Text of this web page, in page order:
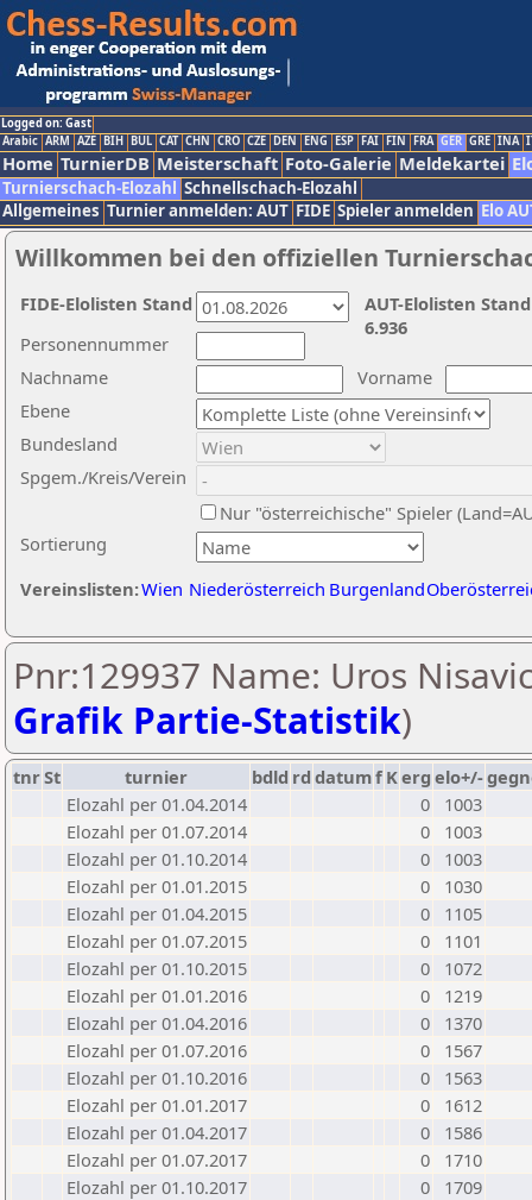
Logged on: Gast
Arabic ARM AZE BIH BUL CAT CHN CRO CZE DEN ENG ESP FAI FIN FRA GER GRE INA
Home TurnierDB Meisterschaft Foto-Galerie Meldekartei
Turnierschach-Elozahl Schnellschach-Elozahl
Allgemeines Turnier anmelden: AUT FIDE Spieler anmelden Elo
Willkommen bei den offiziellen
Nachname
Vorname
Ebene
Sortierung
Personennummer
Bundesland
Spgem./Kreis/Verein
Nur "österreichische" Spieler
Vereinslisten:Wien Niederösterreich Burgenland
AUT-Elolisten
6.936
FIDE-Elolisten Stand
Pnr:129937 Name: Uros
Grafik Partie-Statistik)
tnrSt turnier bdld rd datumf Kerg elo+/-
Elozahl per 01.04.2014
0
1003
Elozahl per 01.07.2014
0
1003
Elozahl per 01.10.2014
0
1003
Elozahl per 01.01.2015
0
1030
Elozahl per 01.04.2015
0
1105
Elozahl per 01.07.2015
0
1101
Elozahl per 01.10.2015
0
1072
Elozahl per 01.01.2016
0
1219
Elozahl per 01.04.2016
0
1370
Elozahl per 01.07.2016
0
1567
Elozahl per 01.10.2016
0
1563
Elozahl per 01.01.2017
0
1612
Elozahl per 01.04.2017
0
1586
Elozahl per 01.07.2017
0
1710
Elozahl per 01.10.2017
0
1709